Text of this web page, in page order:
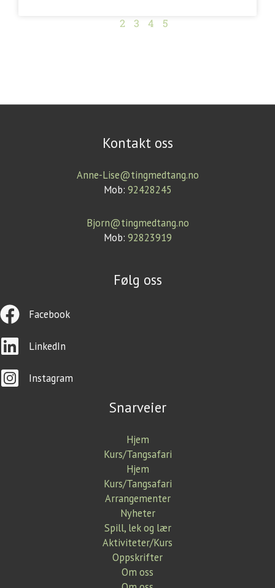
2 3 4 5
Kontakt oss
Anne-Lise@tingmedtang.no
Mob: 92428245
Bjorn@tingmedtang.no
Mob: 92823919
Følg oss
Facebook
LinkedIn
Instagram
Snarveier
Hjem
Kurs/Tangsafari
Hjem
Kurs/Tangsafari
Arrangementer
Nyheter
Spill, lek og lær
Aktiviteter/Kurs
Oppskrifter
Om oss